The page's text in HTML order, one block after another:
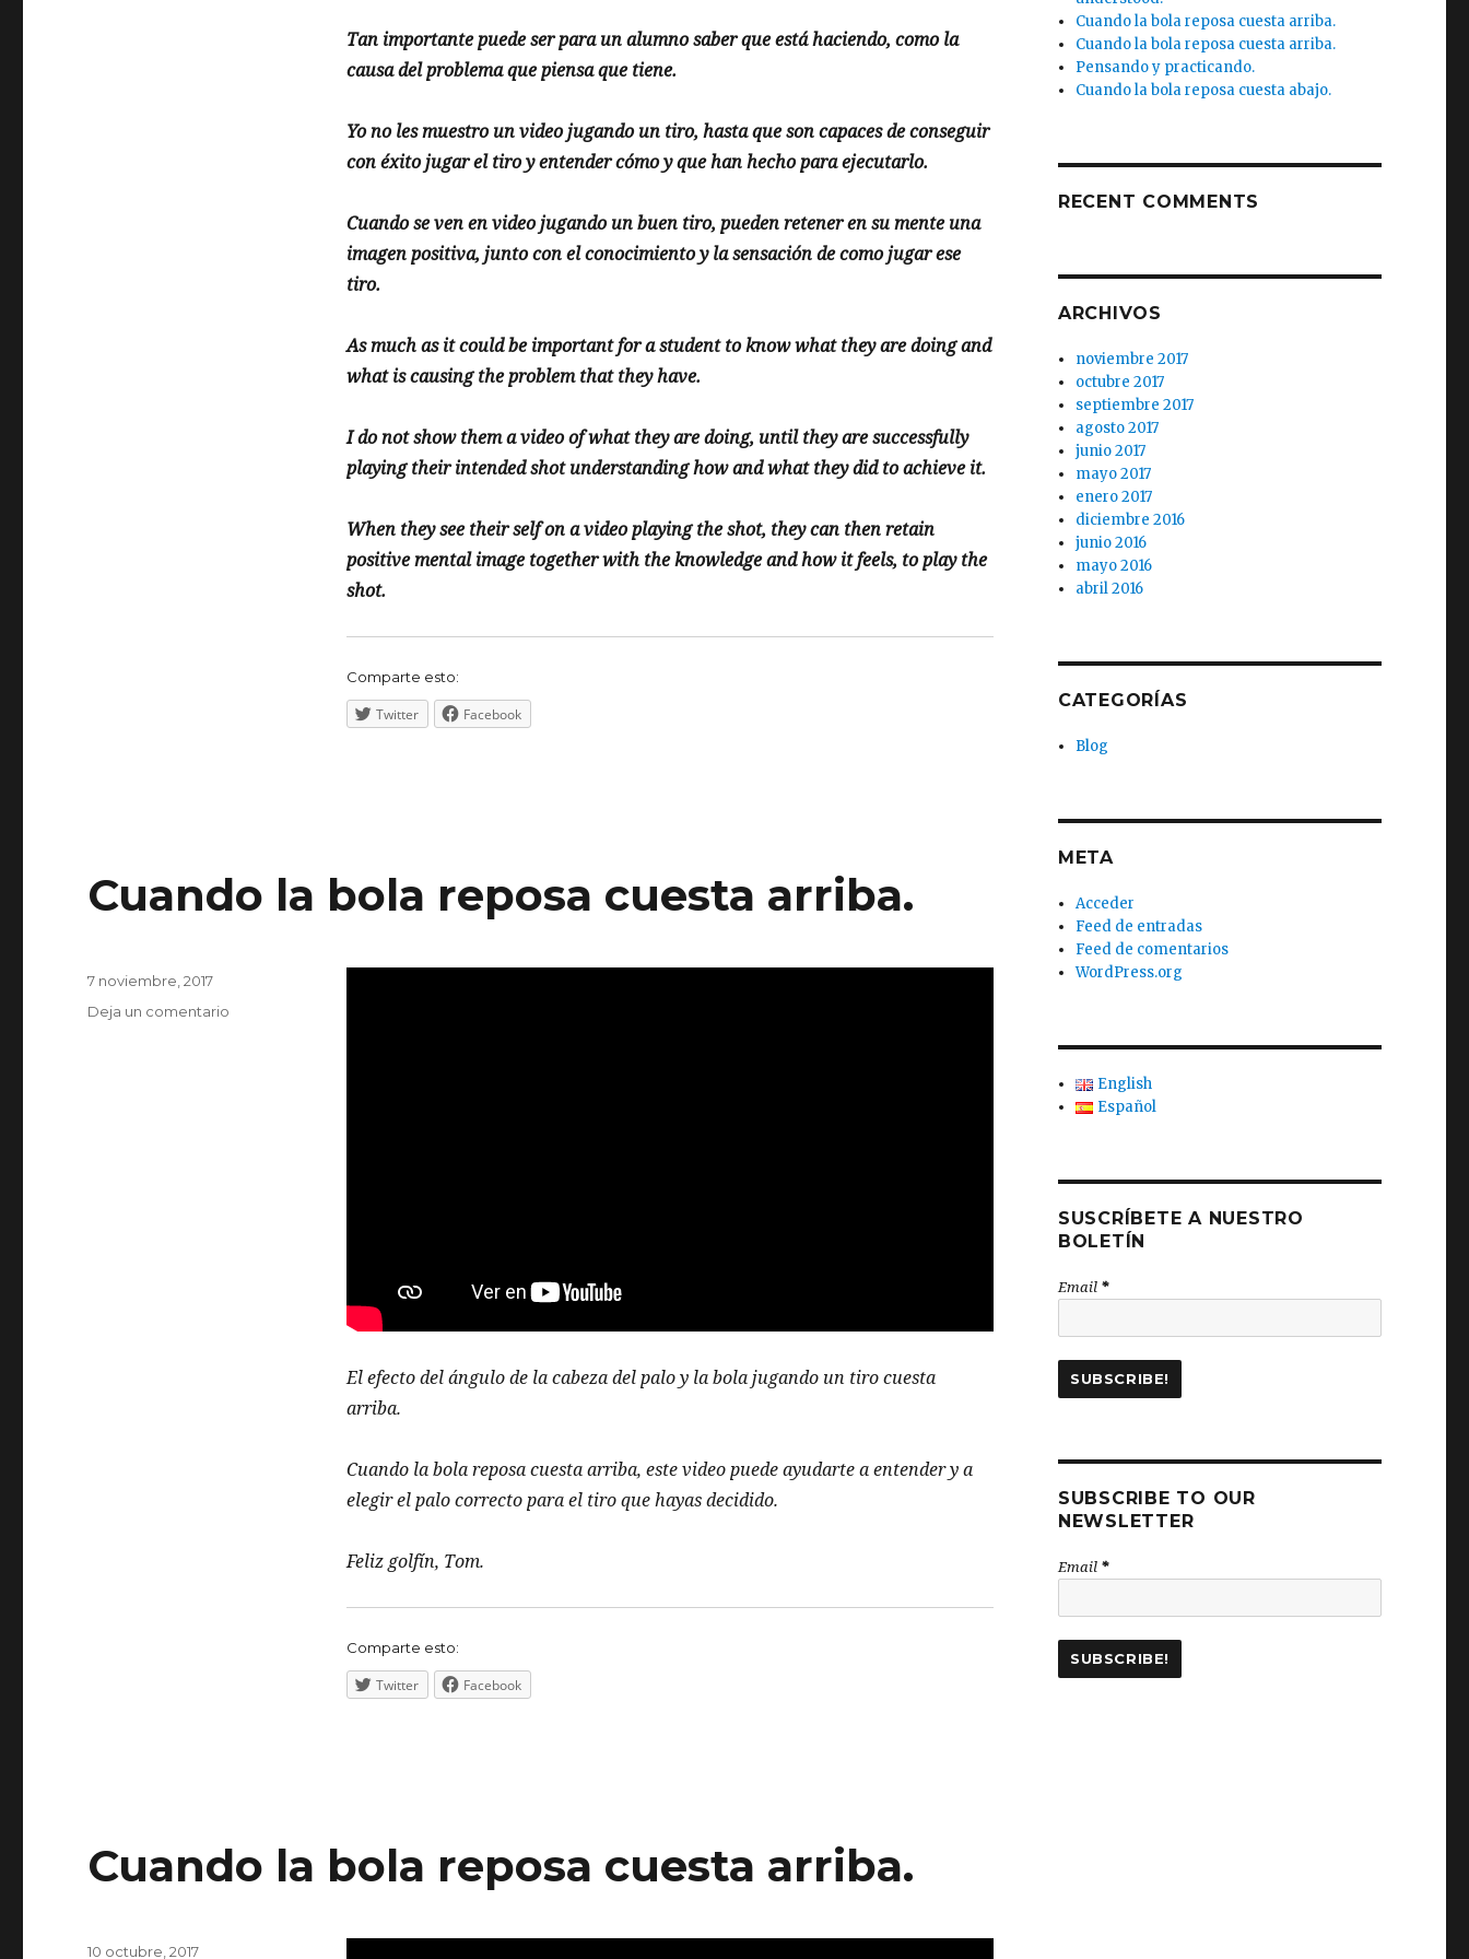
Tan importante puede ser para un alumno saber que está haciendo, como la
causa del problema que piensa que tiene.
Yo no les muestro un video jugando un tiro, hasta que son capaces de conseguir
con éxito jugar el tiro y entender cómo y que han hecho para ejecutarlo.
Cuando se ven en video jugando un buen tiro, pueden retener en su mente una
imagen positiva, junto con el conocimiento y la sensación de como jugar ese
tiro.
As much as it could be important for a student to know what they are doing and
what is causing the problem that they have.
I do not show them a video of what they are doing, until they are successfully
playing their intended shot understanding how and what they did to achieve it.
When they see their self on a video playing the shot, they can then retain
positive mental image together with the knowledge and how it feels, to play the
shot.
Comparte esto:
Twitter Facebook
Cuando la bola reposa cuesta arriba.
El efecto del ángulo de la cabeza del palo y la bola jugando un tiro cuesta
arriba.
Cuando la bola reposa cuesta arriba, este video puede ayudarte a entender y a
elegir el palo correcto para el tiro que hayas decidido.
Feliz golfín, Tom.
Comparte esto:
Twitter Facebook
Publicado
el
7 noviembre, 2017
Deja un comentario
Cuando la bola reposa cuesta arriba.
Publicado
10 octubre, 2017
Cuando la bola reposa cuesta arriba.
Cuando la bola reposa cuesta arriba.
Pensando y practicando.
Cuando la bola reposa cuesta abajo.
RECENT COMMENTS
ARCHIVOS
noviembre 2017
octubre 2017
septiembre 2017
agosto 2017
junio 2017
mayo 2017
enero 2017
diciembre 2016
junio 2016
mayo 2016
abril 2016
CATEGORÍAS
Blog
META
Acceder
Feed de entradas
Feed de comentarios
WordPress.org
English
Español
SUSCRÍBETE A NUESTRO
BOLETÍN
Email *
SUBSCRIBE TO OUR
NEWSLETTER
Email *